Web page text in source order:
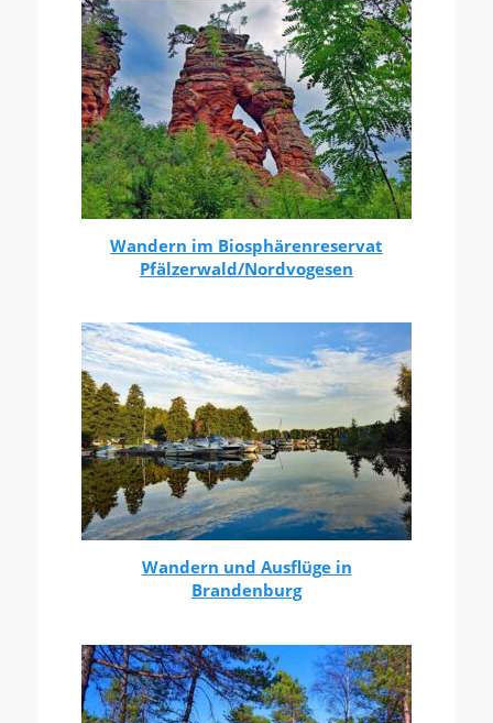
Wandern im Biosphärenreservat
Pfälzerwald/Nordvogesen
Wandern und Ausflüge in
Brandenburg